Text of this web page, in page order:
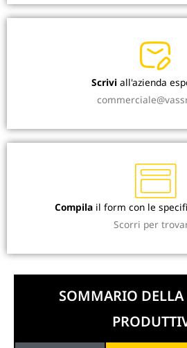
Scriviall'azienda
Compilail form con le
Scorri per
SOMMARIO DELLA